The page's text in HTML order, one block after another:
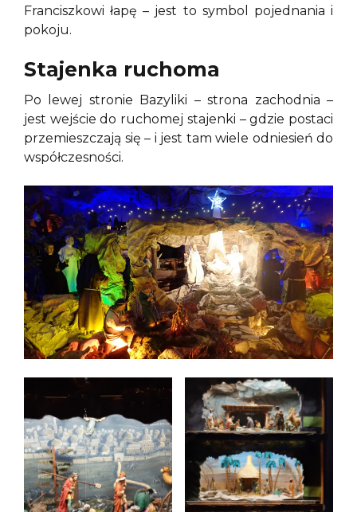
Franciszkowi łapę – jest to symbol pojednania i
pokoju.
Stajenka ruchoma
Po lewej stronie Bazyliki – strona zachodnia –
jest wejście do ruchomej stajenki – gdzie postaci
przemieszczają się – i jest tam wiele odniesień do
współczesności.